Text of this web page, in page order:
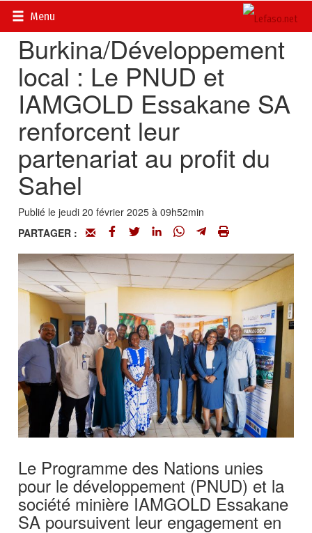
Menu
Accueil>
Burkina/Développement
local : Le PNUD et
IAMGOLD Essakane SA
renforcent leur
partenariat au profit du
Sahel
Publié le jeudi 20 février 2025 à 09h52min
PARTAGER :
Le Programme des Nations unies
pour le développement (PNUD) et la
société minière IAMGOLD Essakane
SA poursuivent leur engagement en